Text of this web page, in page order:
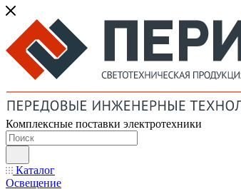
Комплексные поставки электротехники
Каталог
Освещение